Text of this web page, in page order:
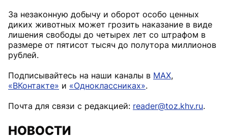
За незаконную добычу и оборот особо ценных
диких животных может грозить наказание в виде
лишения свободы до четырех лет со штрафом в
размере от пятисот тысяч до полутора миллионов
рублей.
Подписывайтесь на наши каналы в MAX,
«ВКонтакте» и «Одноклассниках».
Почта для связи с редакцией: reader@toz.khv.ru.
НОВОСТИ